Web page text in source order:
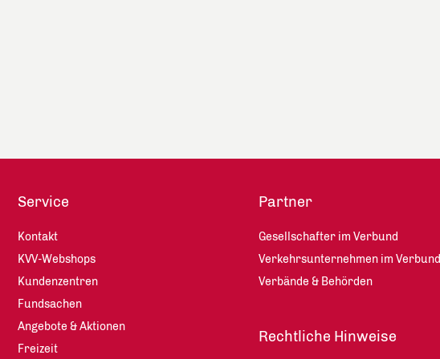
Service
Kontakt
KVV-Webshops
Kundenzentren
Fundsachen
Angebote & Aktionen
Freizeit
Partner
Gesellschafter im Verbund
Verkehrsunternehmen im Verbund
Verbände & Behörden
Rechtliche Hinweise